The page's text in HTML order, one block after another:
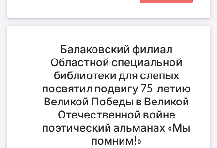
Балаковский филиал
Областной специальной
библиотеки для слепых
посвятил подвигу 75-летию
Великой Победы в Великой
Отечественной войне
поэтический альманах «Мы
помним!»